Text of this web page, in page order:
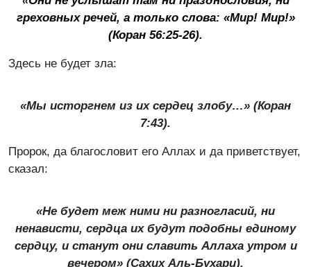
греховных речей, а только слова: «Мир! Мир!»
(Коран 56:25-26).
Здесь не будет зла:
«Мы исторгнем из их сердец злобу…» (Коран
7:43).
Пророк, да благословит его Аллах и да приветствует,
сказал:
«Не будет меж ними ни разногласий, ни
ненависти, сердца их будут подобны единому
сердцу, и станут они славить Аллаха утром и
вечером» (Сахих Аль-Бухари).